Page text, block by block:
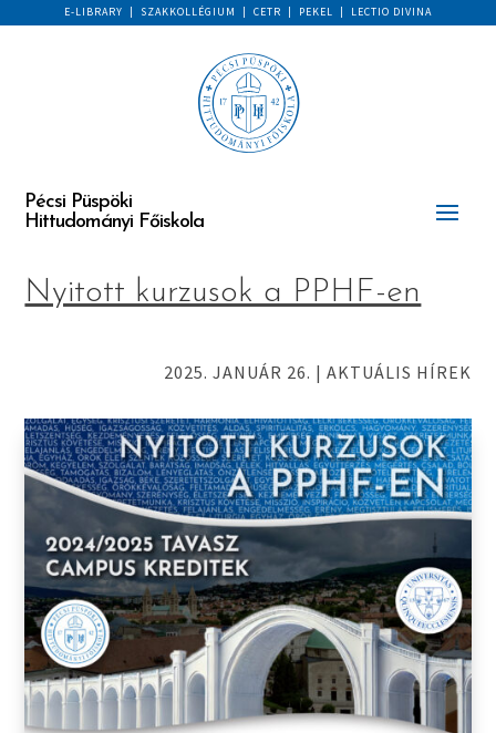
E-LIBRARY | SZAKKOLLÉGIUM | CETR | PEKEL | LECTIO DIVINA
Pécsi Püspöki
Hittudományi Főiskola
Nyitott kurzusok a PPHF-en
2025. JANUÁR 26. | AKTUÁLIS HÍREK